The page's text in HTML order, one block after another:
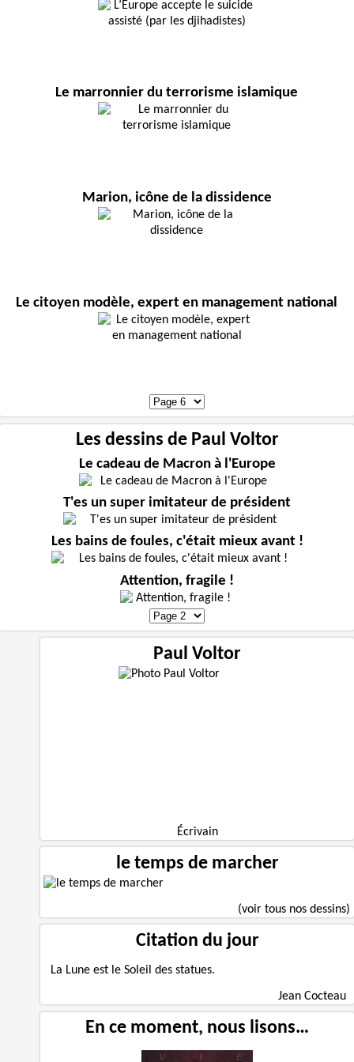
Le marronnier du terrorisme islamique
Marion, icône de la dissidence
Le citoyen modèle, expert en management national
Les dessins de Paul Voltor
Le cadeau de Macron à l'Europe
T'es un super imitateur de président
Les bains de foules, c'était mieux avant !
Attention, fragile !
Paul Voltor
Écrivain
le temps de marcher
(voir tous nos dessins)
Citation du jour
La Lune est le Soleil des statues.
Jean Cocteau
En ce moment, nous lisons…